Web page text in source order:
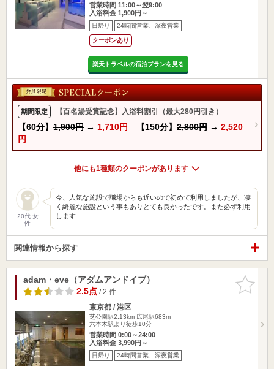
営業時間 11:00～翌9:00
入浴料金 1,900円～
日帰り 24時間営業、深夜営業
クーポンあり
楽天トラベルの宿泊プランを見る
期間限定 【百名湯受賞記念】入浴料割引（最大280円引き）
【60分】 1,900円 → 1,710円 【150分】 2,800円 → 2,520
円
他にも1種類のクーポンがあります
20代 女
性
今、人気な施設で職場からも近いので初めて利用しましたが、凄
く綺麗な施設という事もありとても良かったです。また必ず利用
します…
関連情報から探す
お気に入
りに追加
adam・eve（アダムアンドイブ）
2.5点/ 2 件
東京都 / 港区
芝公園駅2.13km 広尾駅683m
六本木駅より徒歩10分
営業時間 0:00～24:00
入浴料金 3,990円～
日帰り 24時間営業、深夜営業